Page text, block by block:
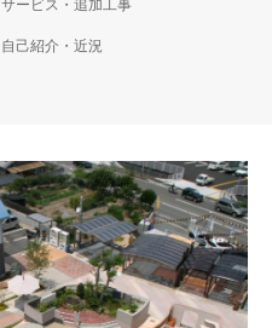
サービス・追加工事
自己紹介・近況